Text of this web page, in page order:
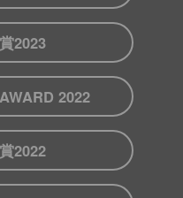
2023
2022
2022